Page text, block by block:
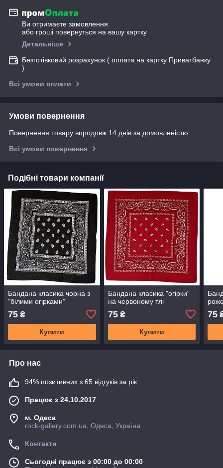
Ви отримаєте замовлення
або гроші повернуться на вашу картку
Детальніше
Безготівковий розрахунок ( оплата на картку Приватбанку
)
Всі умови оплати
Умови повернення
Повернення товару впродовж 14 днів за домовленістю
Всі умови повернення
Подібні товари компанії
Бандана класика чорна з
"білими огірками"
75 ₴
Купити
Бандана класика "огiрки"
на червоному тлі
75₴
Купити
75
Про нас
94% позитивних з 65 відгуків за рік
Працює з 24.10.2017
м. Одеса
rock-gallery.com.ua, Одеса, Україна
Контакти
Сьогодні працює з 00:00 до 00:00